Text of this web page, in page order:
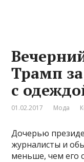
Трамп
с
01.02.2017 Мода
Дочерью
журналисты и
меньше, чем его